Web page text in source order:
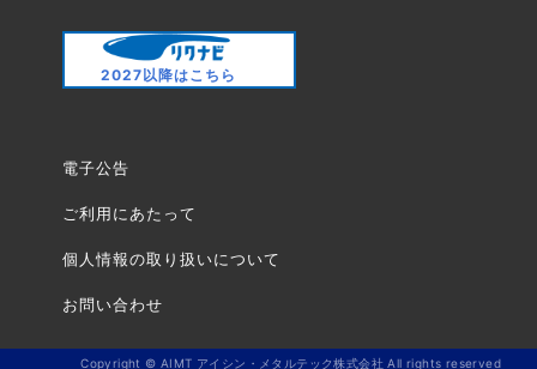
2027以降はこちら
電子公告
ご利用にあたって
個人情報の取り扱いについて
お問い合わせ
Copyright © AIMT アイシン・メタルテック株式会社 All rights reserved